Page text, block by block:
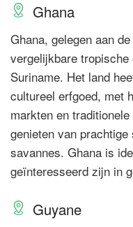
Ghana
Ghana, gelegen aan
vergelijkbare
Suriname. Het land
cultureel erfgoed, met
markten en
genieten van
savannes. Ghana is
geïnteresseerd zijn in
Guyane